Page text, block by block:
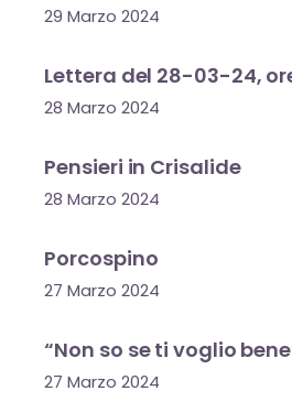
29 Marzo 2024
Lettera del 28-03-24,
28 Marzo 2024
Pensieri in Crisalide
28 Marzo 2024
Porcospino
27 Marzo 2024
“Non so se ti voglio
27 Marzo 2024